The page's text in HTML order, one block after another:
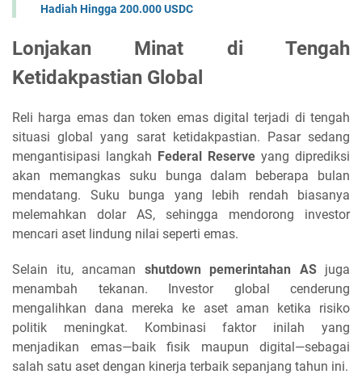
Hadiah Hingga 200.000 USDC
Lonjakan Minat di Tengah
Ketidakpastian Global
Reli harga emas dan token emas digital terjadi di tengah
situasi global yang sarat ketidakpastian. Pasar sedang
mengantisipasi langkah Federal Reserve yang diprediksi
akan memangkas suku bunga dalam beberapa bulan
mendatang. Suku bunga yang lebih rendah biasanya
melemahkan dolar AS, sehingga mendorong investor
mencari aset lindung nilai seperti emas.
Selain itu, ancaman shutdown pemerintahan ASjuga
menambah tekanan. Investor global cenderung
mengalihkan dana mereka ke aset aman ketika risiko
politik meningkat. Kombinasi faktor inilah yang
menjadikan emas—baik fisik maupun digital—sebagai
salah satu aset dengan kinerja terbaik sepanjang tahun ini.